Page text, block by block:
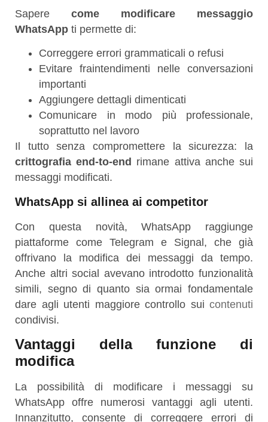
Sapere come modificare messaggio
WhatsApp ti permette di:
Correggere errori grammaticali o refusi
Evitare fraintendimenti nelle conversazioni
importanti
Aggiungere dettagli dimenticati
Comunicare in modo più professionale,
soprattutto nel lavoro
Il tutto senza compromettere la sicurezza: la
crittografia end-to-end rimane attiva anche sui
messaggi modificati.
WhatsApp si allinea ai competitor
Con questa novità,WhatsApp raggiunge
piattaforme come Telegram e Signal, che già
offrivano la modifica dei messaggi da tempo.
Anche altri social avevano introdotto funzionalità
simili, segno di quanto sia ormai fondamentale
dare agli utenti maggiore controllo sui contenuti
condivisi.
Vantaggi della funzione di
modifica
La possibilità di modificare i messaggi su
WhatsApp offre numerosi vantaggi agli utenti.
Innanzitutto, consente di correggere errori di